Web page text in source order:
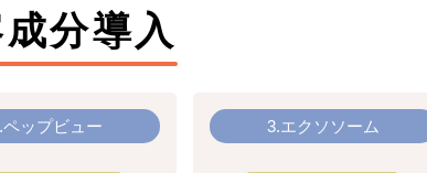
分導入
ペップビュー 3.エクソソーム